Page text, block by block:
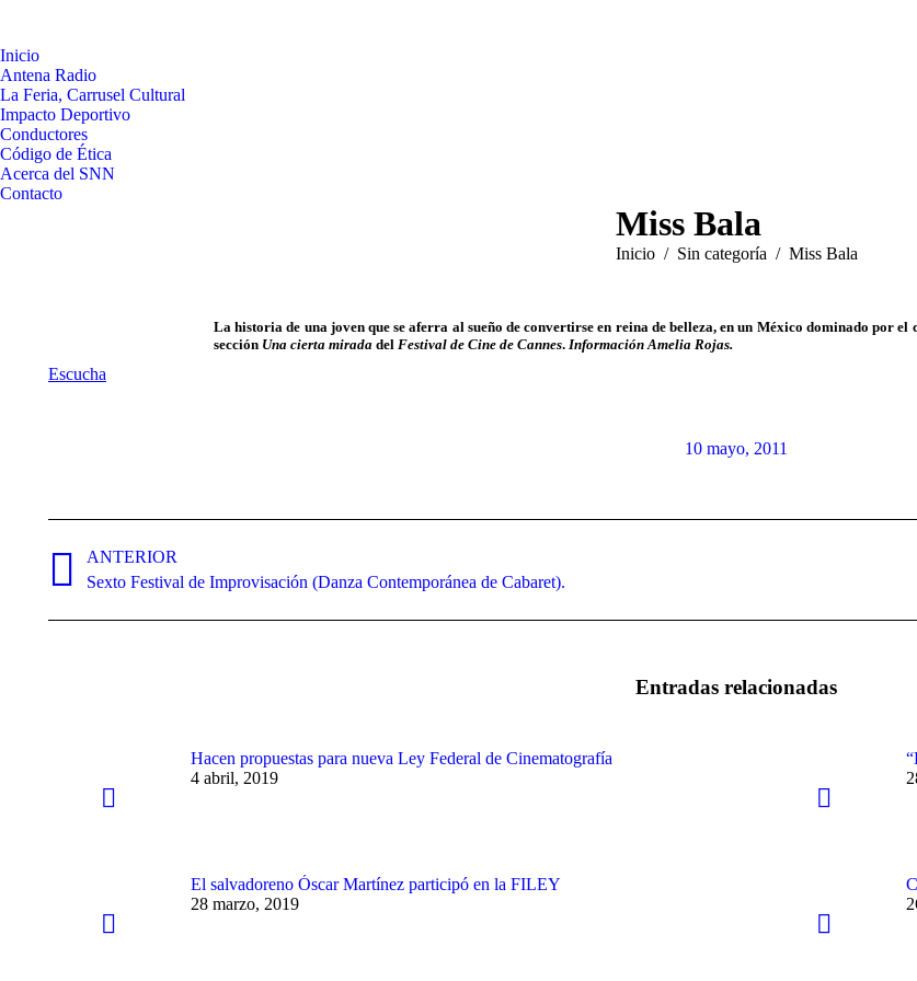
Inicio
Antena Radio
La Feria, Carrusel Cultural
Impacto Deportivo
Conductores
Código de Ética
Acerca del SNN
Contacto
Miss Bala
Estás aquí:
Inicio Sin categoría Miss Bala
La historia de una joven que se aferra al sueño de convertirse en reina de belleza, en un México dominado por
sección Una cierta mirada del Festival de Cine de Cannes. Información Amelia Rojas.
Escucha
10 mayo, 2011
entre
publicaciones
ANTERIOR
Publicación
Sexto Festival de Improvisación (Danza Contemporánea de Cabaret).
Entradas relacionadas
Hacen propuestas para nueva Ley Federal de Cinematografía
4 abril, 2019
El salvadoreno Óscar Martínez participó en la FILEY
28 marzo, 2019